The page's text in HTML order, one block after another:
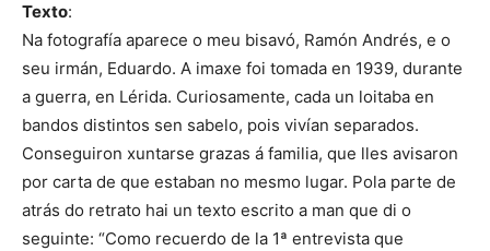
Texto:
Na fotografía aparece o meu bisavó, Ramón Andrés, e o
seu irmán, Eduardo. A imaxe foi tomada en 1939, durante
a guerra, en Lérida. Curiosamente, cada un loitaba en
bandos distintos sen sabelo, pois vivían separados.
Conseguiron xuntarse grazas á familia, que lles avisaron
por carta de que estaban no mesmo lugar. Pola parte de
atrás do retrato hai un texto escrito a man que di o
seguinte: “Como recuerdo de la 1ª entrevista que